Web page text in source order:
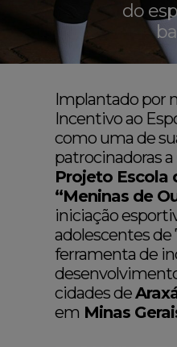
do
Implantado por
Incentivo ao
como uma de
patrocinadoras a
Projeto Escola
“Meninas de
iniciação
adolescentes de
ferramenta de
cidades de
em Minas